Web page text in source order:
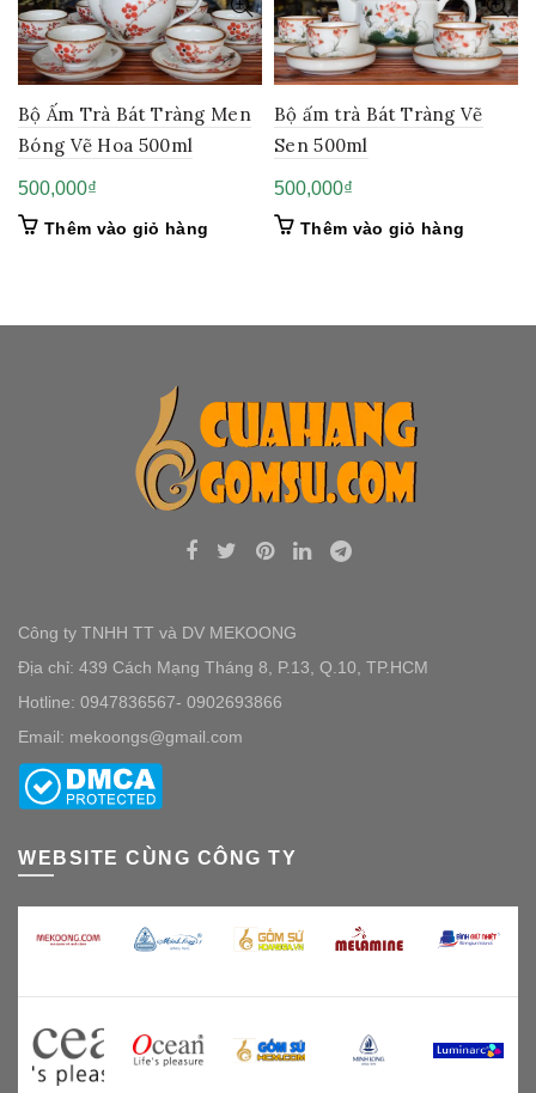
Bộ Ấm Trà Bát Tràng Men
Bóng Vẽ Hoa 500ml
500,000₫
Thêm vào giỏ hàng
Bộ ấm trà Bát Tràng Vẽ
Sen 500ml
500,000₫
Thêm vào giỏ hàng
Công ty TNHH TT và DV MEKOONG
Địa chỉ: 439 Cách Mạng Tháng 8, P.13, Q.10, TP.HCM
Hotline: 0947836567- 0902693866
Email: mekoongs@gmail.com
WEBSITE CÙNG CÔNG TY